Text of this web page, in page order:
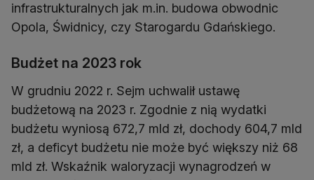
infrastrukturalnych jak m.in. budowa obwodnic
Opola, Świdnicy, czy Starogardu Gdańskiego.
Budżet na 2023 rok
W grudniu 2022 r. Sejm uchwalił ustawę
budżetową na 2023 r. Zgodnie z nią wydatki
budżetu wyniosą 672,7 mld zł, dochody 604,7 mld
zł, a deficyt budżetu nie może być większy niż 68
mld zł. Wskaźnik waloryzacji wynagrodzeń w